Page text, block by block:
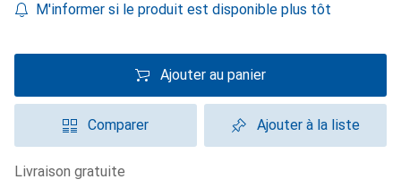
M'informer si le produit est disponible plus tôt
Ajouter au panier
Comparer Ajouter à la liste
livraison gratuite